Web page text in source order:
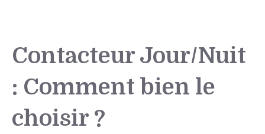
Contacteur Jour/Nuit
: Comment bien le
choisir ?